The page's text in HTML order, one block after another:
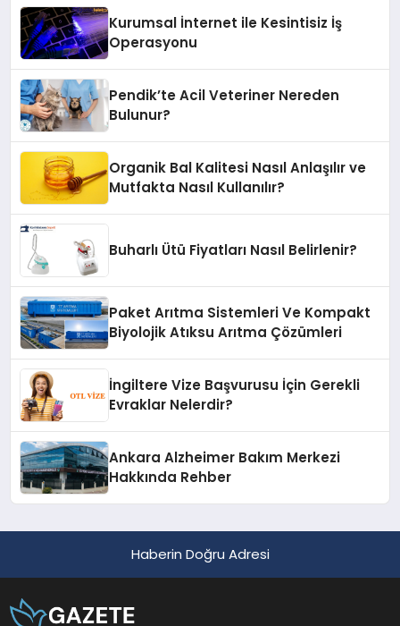
Kurumsal İnternet ile Kesintisiz İş
Operasyonu
Pendik’te Acil Veteriner Nereden
Bulunur?
Organik Bal Kalitesi Nasıl Anlaşılır ve
Mutfakta Nasıl Kullanılır?
Buharlı Ütü Fiyatları Nasıl Belirlenir?
Paket Arıtma Sistemleri Ve Kompakt
Biyolojik Atıksu Arıtma Çözümleri
İngiltere Vize Başvurusu İçin Gerekli
Evraklar Nelerdir?
Ankara Alzheimer Bakım Merkezi
Hakkında Rehber
Haberin Doğru Adresi